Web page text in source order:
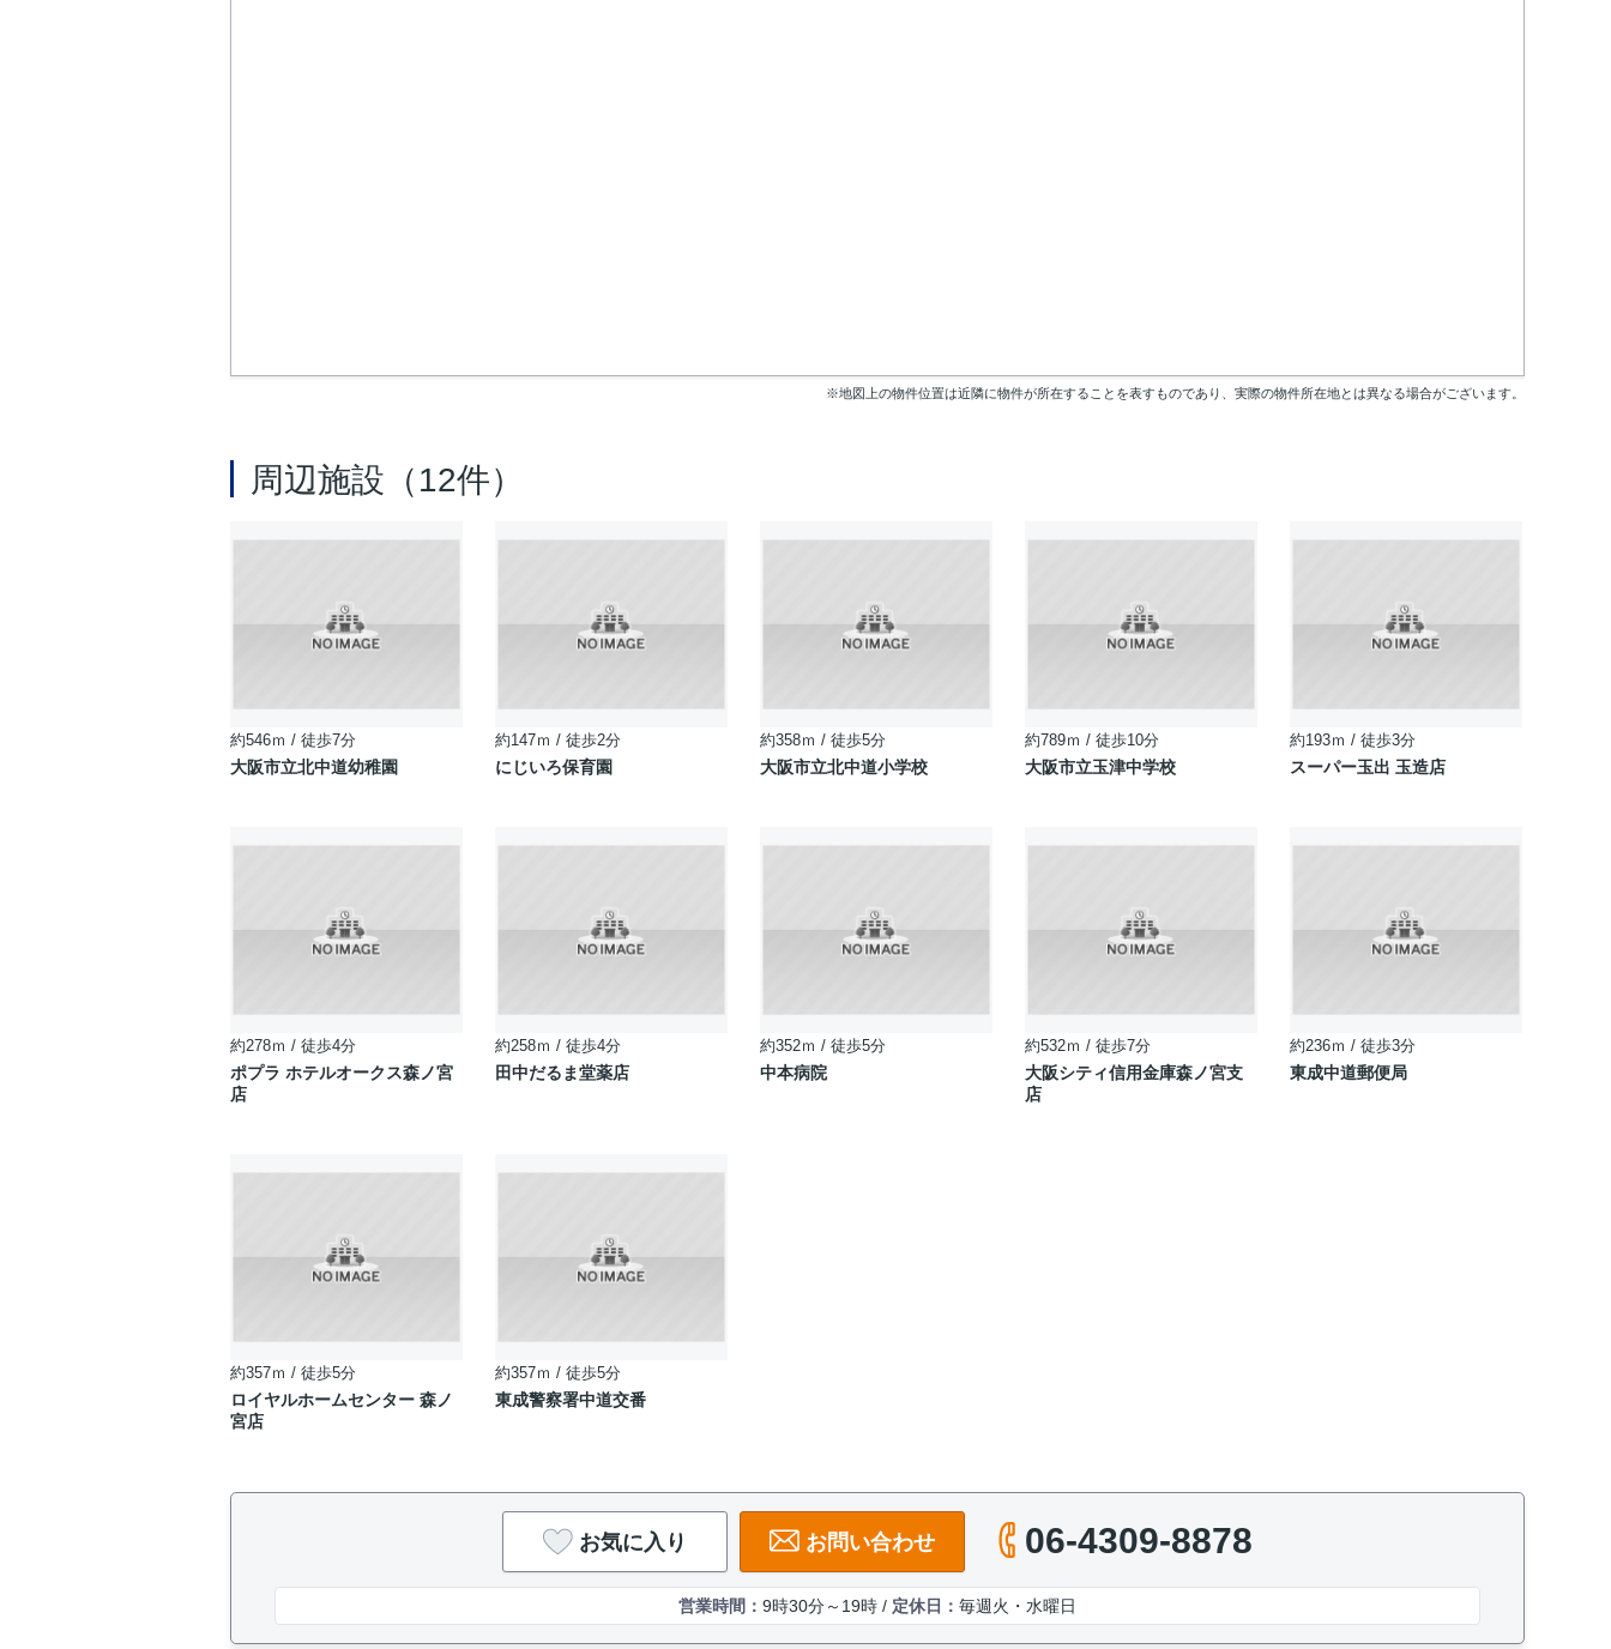
※地図上の物件位置は近隣に物件が所在することを表すものであり、実際の物件所在地とは異なる場合がございます。
周辺施設（12件）
約546ｍ / 徒歩7分
大阪市立北中道幼稚園
約147ｍ / 徒歩2分
にじいろ保育園
約358ｍ / 徒歩5分
大阪市立北中道小学校
約789ｍ / 徒歩10分
大阪市立玉津中学校
約193ｍ / 徒歩3分
スーパー玉出 玉造店
約278ｍ / 徒歩4分
ポプラ ホテルオークス森ノ宮
店
約258ｍ / 徒歩4分
田中だるま堂薬店
約352ｍ / 徒歩5分
中本病院
約532ｍ / 徒歩7分
大阪シティ信用金庫森ノ宮支
店
約236ｍ / 徒歩3分
東成中道郵便局
約357ｍ / 徒歩5分
ロイヤルホームセンター 森ノ
宮店
約357ｍ / 徒歩5分
東成警察署中道交番
お気に入り お問い合わせ 06-4309-8878
営業時間： 9時30分～19時 / 定休日： 毎週火・水曜日